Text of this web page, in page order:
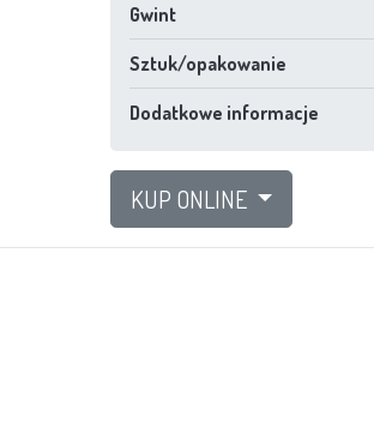
Gwint
Sztuk/opakowanie
Dodatkowe informacje
KUP ONLINE